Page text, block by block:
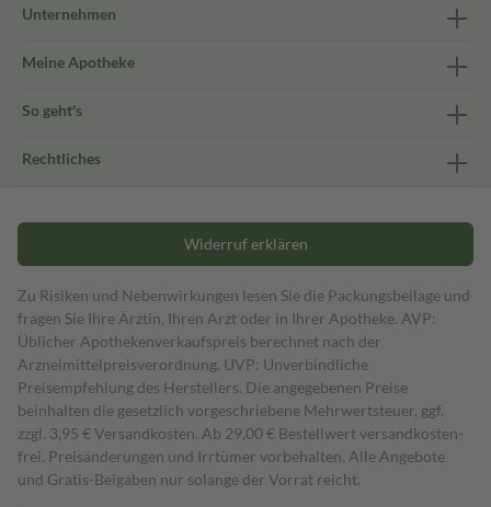
Unternehmen
Meine Apotheke
So geht's
Rechtliches
Widerruf erklären
Zu Risiken und Nebenwirkungen lesen Sie die Packungsbeilage und
fragen Sie Ihre Ärztin, Ihren Arzt oder in Ihrer Apotheke. AVP:
Üblicher Apothekenverkaufspreis berechnet nach der
Arzneimittelpreisverordnung. UVP: Unverbindliche
Preisempfehlung des Herstellers. Die angegebenen Preise
beinhalten die gesetzlich vorgeschriebene Mehrwertsteuer, ggf.
zzgl. 3,95 € Versandkosten. Ab 29,00 € Bestell­wert versand­kosten­
frei. Preisänderungen und Irrtümer vorbehalten. Alle Angebote
und Gratis-Beigaben nur solange der Vorrat reicht.